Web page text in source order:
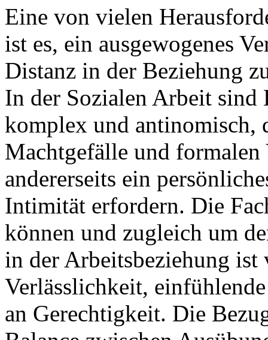
Eine von vielen
ist es, ein ausgewogenes
Distanz in der Beziehung
In der Sozialen Arbeit sind
komplex und antinomisch,
Machtgefälle und formalen
andererseits ein
Intimität erfordern. Die
können und zugleich um
in der Arbeitsbeziehung ist
Verlässlichkeit,
an Gerechtigkeit. Die